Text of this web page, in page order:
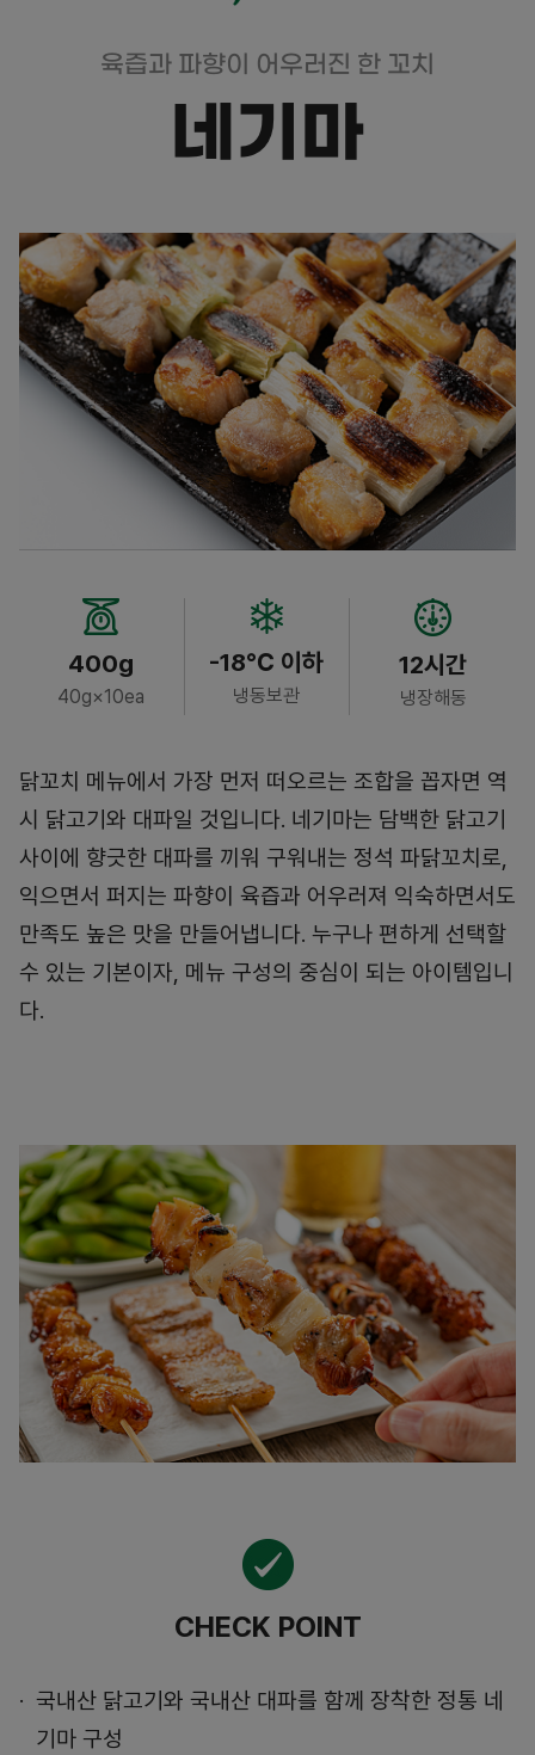
육즙과 파향이 어우러진 한 꼬치
네기마
400g
40g×10ea
-18℃ 이하
냉동보관
12시간
냉장해동
닭꼬치 메뉴에서 가장 먼저 떠오르는 조합을 꼽자면 역
시 닭고기와 대파일 것입니다. 네기마는 담백한 닭고기
사이에 향긋한 대파를 끼워 구워내는 정석 파닭꼬치로,
익으면서 퍼지는 파향이 육즙과 어우러져 익숙하면서도
만족도 높은 맛을 만들어냅니다. 누구나 편하게 선택할
수 있는 기본이자, 메뉴 구성의 중심이 되는 아이템입니
다.
CHECK POINT
국내산 닭고기와 국내산 대파를 함께 장착한 정통 네
기마 구성